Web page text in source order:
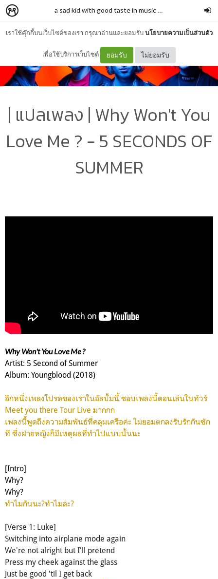
เราใช้คุ๊กกี้บนเว็บไซต์ของเรา กรุณาอ่านและยอมรับนโยบายความเป็นส่วนตัว
เพื่อใช้บริการเว็บไซต์ ยอมรับ ไม่ยอมรับ
a sad kid with good taste in music
| แปลเพลง | Why Won't You
Love Me ? - 5 SECONDS OF
SUMMER
Why Won't You Love Me ?
Artist: 5 Second of Summer
Album: Youngblood (2018)
อีกหนึ่งเพลงโปรดของเราในอัลบั้มนี้ ชอบเพลงนี้ตอนเล่นในทัวร์
Meet you there Tour Live มากกก
เพลงนี้พูดถึงความสัมพันธ์ที่คลุมเครือค่ะ ไม่ยอมตกลงรับรักกันซัก
ที ซึ่งฝ่ายหญิงก็มีเหตุผลที่ทำไปแบบนั้นนะ
[Intro]
Why?
Why?
ทำไมกันนะ?ทำไมล่ะ?
[Verse 1: Luke]
Switching into airplane mode again
We're not alright but I'll pretend
Press my cheek against the glass
Just be good 'til I get back